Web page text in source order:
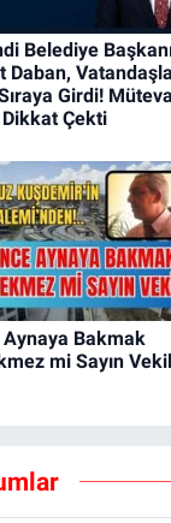
Belediye
Daban,
Girdi!
Dikkat Çekti
Aynaya Bakmak
mi Sayın